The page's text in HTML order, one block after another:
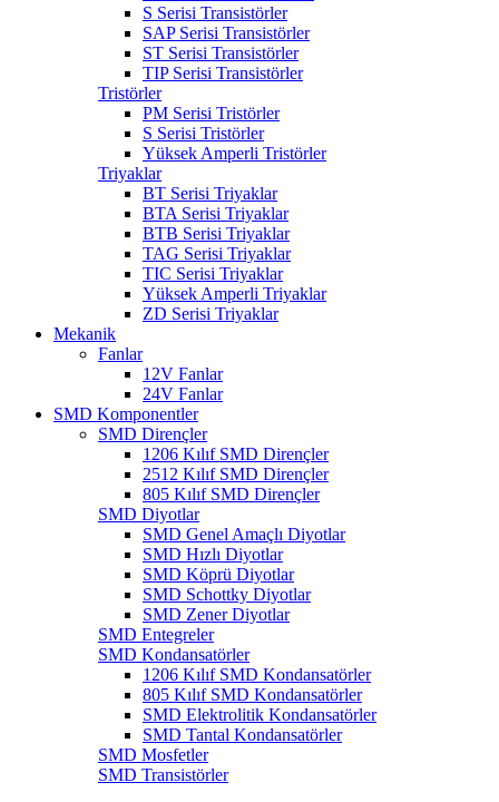
S Serisi Transistörler
SAP Serisi Transistörler
ST Serisi Transistörler
TIP Serisi Transistörler
Tristörler
PM Serisi Tristörler
S Serisi Tristörler
Yüksek Amperli Tristörler
Triyaklar
BT Serisi Triyaklar
BTA Serisi Triyaklar
BTB Serisi Triyaklar
TAG Serisi Triyaklar
TIC Serisi Triyaklar
Yüksek Amperli Triyaklar
ZD Serisi Triyaklar
Mekanik
Fanlar
12V Fanlar
24V Fanlar
SMD Komponentler
SMD Dirençler
1206 Kılıf SMD Dirençler
2512 Kılıf SMD Dirençler
805 Kılıf SMD Dirençler
SMD Diyotlar
SMD Genel Amaçlı Diyotlar
SMD Hızlı Diyotlar
SMD Köprü Diyotlar
SMD Schottky Diyotlar
SMD Zener Diyotlar
SMD Entegreler
SMD Kondansatörler
1206 Kılıf SMD Kondansatörler
805 Kılıf SMD Kondansatörler
SMD Elektrolitik Kondansatörler
SMD Tantal Kondansatörler
SMD Mosfetler
SMD Transistörler